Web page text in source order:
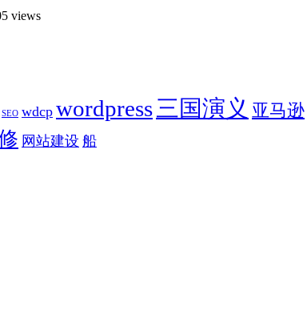
views
SEO wdcp wordpress三国演义 亚马逊
网站建设 船